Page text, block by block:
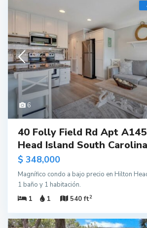
6
40 Folly Field Rd Apt
Head Island South
$ 348,000
Magnífico condo a bajo precio en Hilton
1 baño y 1 habitación.
1
1 540 ft2